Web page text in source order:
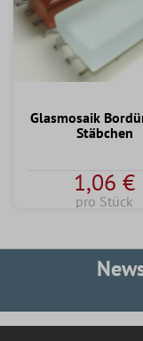
Glasmosaik
Stäbchen
1,06 €
pro Stück